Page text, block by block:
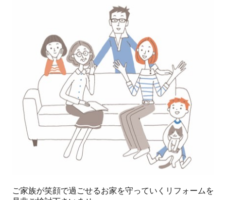
ご家族が笑顔で過ごせるお家を守っていくリフォームを